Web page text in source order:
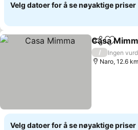
Velg datoer for å se nøyaktige priser
Del Legg
Casa
/
Ingen
Naro, 12.6
Velg datoer for å se nøyaktige priser